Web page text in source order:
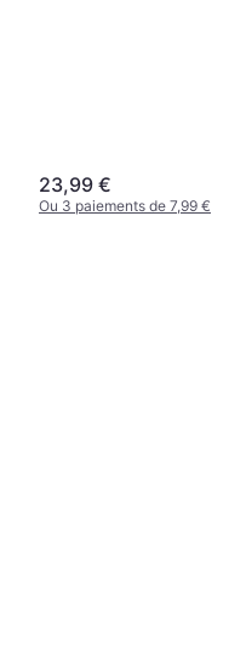
23,99 €
Ou 3 paiements de 7,99 €